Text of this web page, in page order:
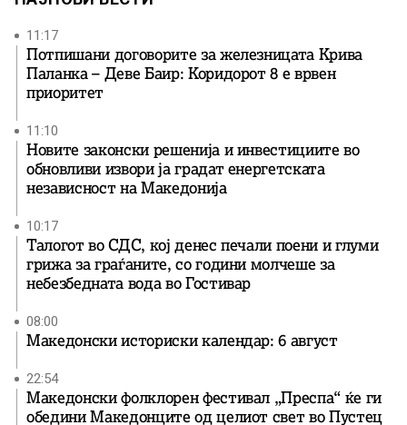
11:17
Потпишани договорите за железницата Крива
Паланка – Деве Баир: Коридорот 8 е врвен
приоритет
11:10
Новите законски решенија и инвестициите во
обновливи извори ја градат енергетската
независност на Македонија
10:17
Талогот во СДС, кој денес печали поени и глуми
грижа за граѓаните, со години молчеше за
небезбедната вода во Гостивар
08:00
Македонски историски календар: 6 август
22:54
Македонски фолклорен фестивал „Преспа“ ќе ги
обедини Македонците од целиот свет во Пустец